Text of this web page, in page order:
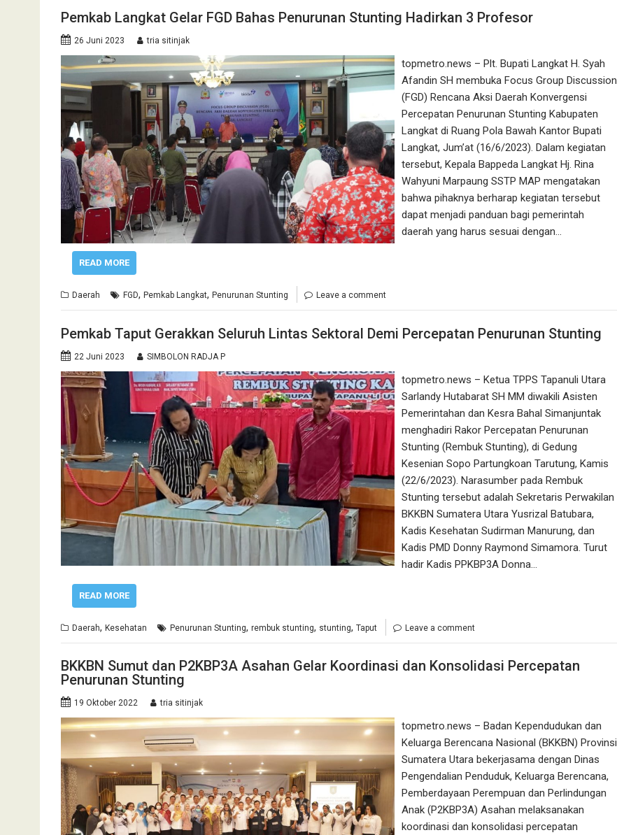
Pemkab Langkat Gelar FGD Bahas Penurunan Stunting Hadirkan 3 Profesor
26 Juni 2023 tria sitinjak
topmetro.news – Plt. Bupati Langkat H. Syah
Afandin SH membuka Focus Group Discussion
(FGD) Rencana Aksi Daerah Konvergensi
Percepatan Penurunan Stunting Kabupaten
Langkat di Ruang Pola Bawah Kantor Bupati
Langkat, Jum’at (16/6/2023). Dalam kegiatan
tersebut, Kepala Bappeda Langkat Hj. Rina
Wahyuni Marpaung SSTP MAP mengatakan
bahwa pihaknya berharap kegiatan tersebut
dapat menjadi panduan bagi pemerintah
daerah yang harus sesuai dengan…
READ MORE
Daerah FGD, Pemkab Langkat, Penurunan Stunting Leave a comment
Pemkab Taput Gerakkan Seluruh Lintas Sektoral Demi Percepatan Penurunan Stunting
22 Juni 2023 SIMBOLON RADJA P
topmetro.news – Ketua TPPS Tapanuli Utara
Sarlandy Hutabarat SH MM diwakili Asisten
Pemerintahan dan Kesra Bahal Simanjuntak
menghadiri Rakor Percepatan Penurunan
Stunting (Rembuk Stunting), di Gedung
Kesenian Sopo Partungkoan Tarutung, Kamis
(22/6/2023). Narasumber pada Rembuk
Stunting tersebut adalah Sekretaris Perwakilan
BKKBN Sumatera Utara Yusrizal Batubara,
Kadis Kesehatan Sudirman Manurung, dan
Kadis PMD Donny Raymond Simamora. Turut
hadir Kadis PPKBP3A Donna…
READ MORE
Daerah, Kesehatan Penurunan Stunting, rembuk stunting, stunting, Taput Leave a comment
BKKBN Sumut dan P2KBP3A Asahan Gelar Koordinasi dan Konsolidasi Percepatan
Penurunan Stunting
19 Oktober 2022 tria sitinjak
topmetro.news – Badan Kependudukan dan
Keluarga Berencana Nasional (BKKBN) Provinsi
Sumatera Utara bekerjasama dengan Dinas
Pengendalian Penduduk, Keluarga Berencana,
Pemberdayaan Perempuan dan Perlindungan
Anak (P2KBP3A) Asahan melaksanakan
koordinasi dan konsolidasi percepatan